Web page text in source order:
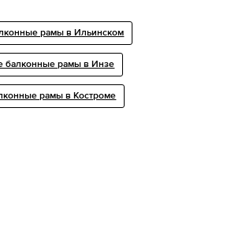
рамы в Ильинском
балконные рамы в Инзе
рамы в Костроме